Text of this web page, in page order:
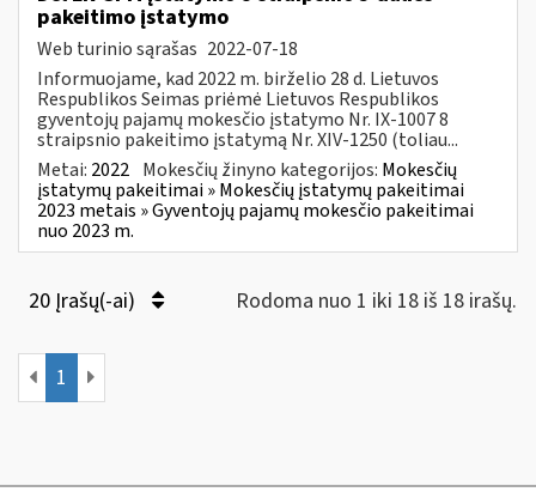
pakeitimo įstatymo
Web turinio sąrašas 2022-07-18
Informuojame, kad 2022 m. birželio 28 d. Lietuvos
Respublikos Seimas priėmė Lietuvos Respublikos
gyventojų pajamų mokesčio įstatymo Nr. IX-1007 8
straipsnio pakeitimo įstatymą Nr. XIV-1250 (toliau...
Metai: 2022 Mokesčių žinyno kategorijos: Mokesčių
įstatymų pakeitimai » Mokesčių įstatymų pakeitimai
2023 metais » Gyventojų pajamų mokesčio pakeitimai
nuo 2023 m.
20 Įrašų(-ai) Rodoma nuo 1 iki 18 iš 18 irašų.
1